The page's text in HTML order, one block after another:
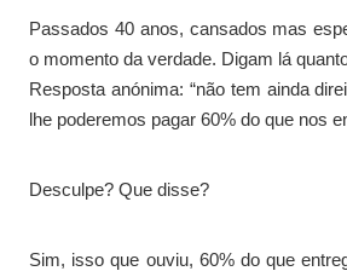
Passados 40 anos, cansados mas
o momento da verdade. Digam lá
Resposta anónima: “não tem ainda
lhe poderemos pagar 60% do que nos
Desculpe? Que disse?
Sim, isso que ouviu, 60% do que